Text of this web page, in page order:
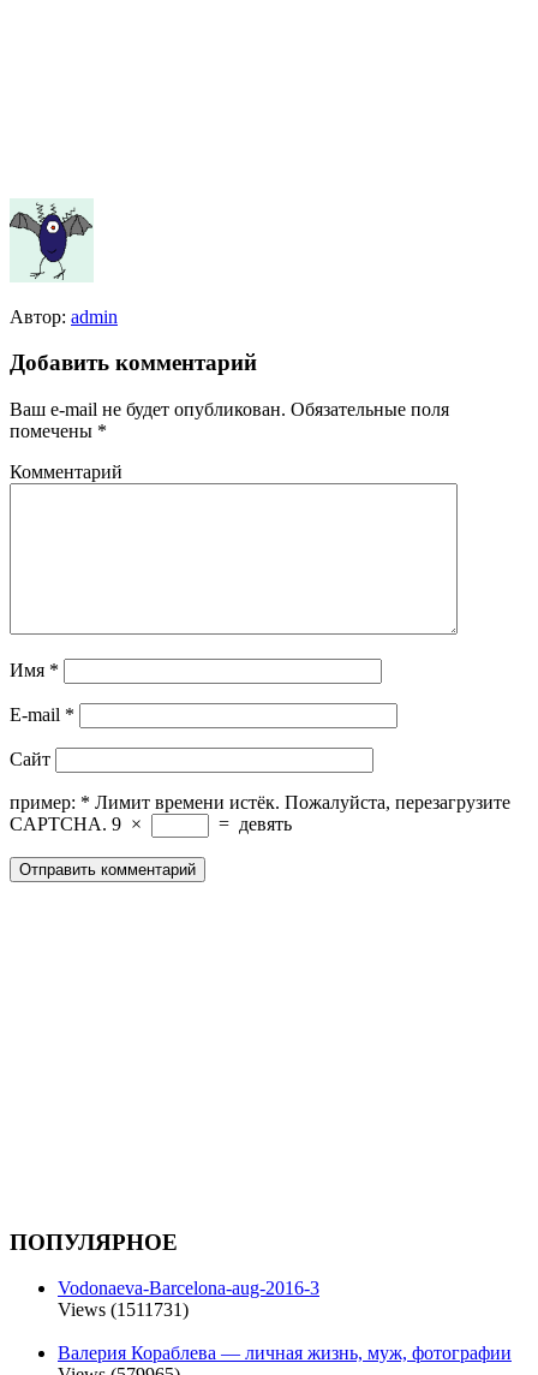
Автор: admin
Добавить комментарий
Ваш e-mail не будет опубликован. Обязательные поля
помечены *
Комментарий
Имя *
E-mail *
Сайт
пример: * Лимит времени истёк. Пожалуйста, перезагрузите
CAPTCHA. 9 × = девять
ПОПУЛЯРНОЕ
Vodonaeva-Barcelona-aug-2016-3
Views (1511731)
Валерия Кораблева — личная жизнь, муж, фотографии